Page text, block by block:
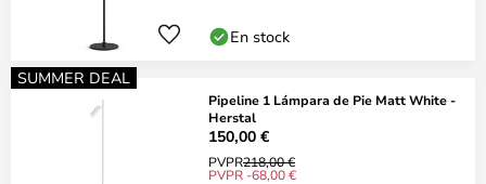
En stock
SUMMER DEAL
Pipeline 1 Lámpara de Pie Matt White -
Herstal
150,00 €
PVPR218,00 €
PVPR -68,00 €